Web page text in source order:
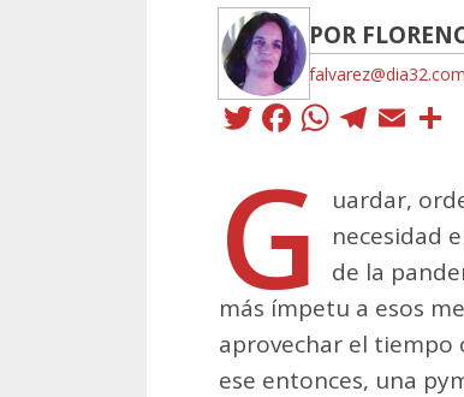
POR
Twitter
Facebook
G
uardar,
necesidad
de la
más ímpetu a esos
aprovechar el tiempo
ese entonces, una